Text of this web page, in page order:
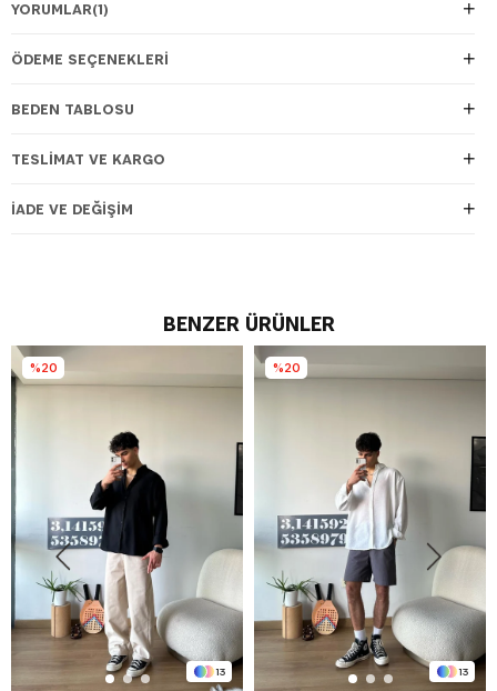
YORUMLAR(1)
ÖDEME SEÇENEKLERI
BEDEN TABLOSU
TESLIMAT VE KARGO
İADE VE DEĞIŞIM
BENZER ÜRÜNLER
13
%20
13
%20